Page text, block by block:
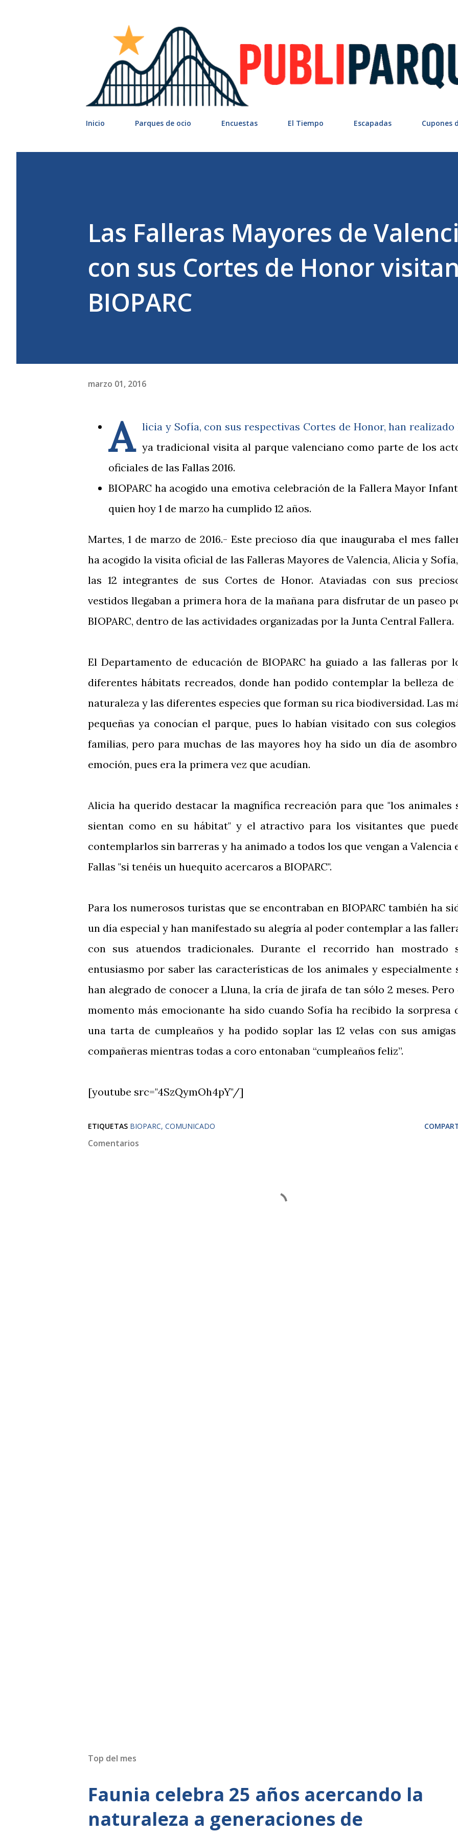
Inicio Parques de ocio Encuestas El Tiempo Escapadas Cupones
Las Falleras Mayores de
con sus Cortes de Honor visitan
BIOPARC
marzo 01, 2016
A
licia y Sofía, con sus respectivas Cortes de Honor, han realizado
ya tradicional visita al parque valenciano como parte de los
oficiales de las Fallas 2016.
BIOPARC ha acogido una emotiva celebración de la Fallera Mayor
quien hoy 1 de marzo ha cumplido 12 años.
Martes, 1 de marzo de 2016.- Este precioso día que inauguraba el mes
ha acogido la visita oficial de las Falleras Mayores de Valencia, Alicia y
las 12 integrantes de sus Cortes de Honor. Ataviadas con sus
vestidos llegaban a primera hora de la mañana para disfrutar de un paseo
BIOPARC, dentro de las actividades organizadas por la Junta Central Fallera.
El Departamento de educación de BIOPARC ha guiado a las falleras por
diferentes hábitats recreados, donde han podido contemplar la belleza de
naturaleza y las diferentes especies que forman su rica biodiversidad. Las
pequeñas ya conocían el parque, pues lo habían visitado con sus
familias, pero para muchas de las mayores hoy ha sido un día de
emoción, pues era la primera vez que acudían.
Alicia ha querido destacar la magnífica recreación para que "los animales
sientan como en su hábitat" y el atractivo para los visitantes que
contemplarlos sin barreras y ha animado a todos los que vengan a Valencia
Fallas "si tenéis un huequito acercaros a BIOPARC".
Para los numerosos turistas que se encontraban en BIOPARC también ha
un día especial y han manifestado su alegría al poder contemplar a las
con sus atuendos tradicionales. Durante el recorrido han mostrado
entusiasmo por saber las características de los animales y especialmente
han alegrado de conocer a Lluna, la cría de jirafa de tan sólo 2 meses. Pero
momento más emocionante ha sido cuando Sofía ha recibido la sorpresa
una tarta de cumpleaños y ha podido soplar las 12 velas con sus
compañeras mientras todas a coro entonaban “cumpleaños feliz”.
[youtube src="4SzQymOh4pY"/]
ETIQUETAS BIOPARC COMUNICADO
Comentarios
Top del mes
Faunia celebra 25 años acercando la
naturaleza a generaciones de